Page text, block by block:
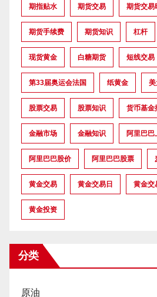
期指贴水 期货交易 期货交易
期货手续费 期货知识 杠杆
现货黄金 白糖期货 短线交易
第33届奥运会法国 纸黄金
股票交易 股票知识 货币基金
金融市场 金融知识 阿里巴巴
阿里巴巴股价 阿里巴巴股票
黄金交易 黄金交易日 黄金交
黄金投资
分类
原油